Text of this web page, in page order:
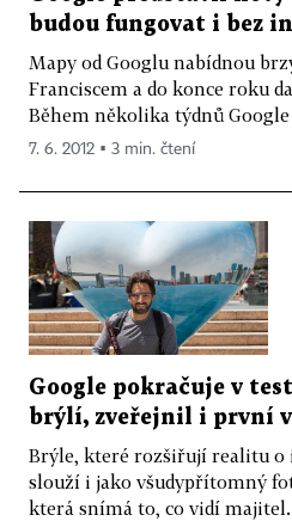
budou fungovat i bez
Mapy od Googlu nabídnou
Franciscem a do konce roku
Během několika týdnů
7. 6. 2012 ▪ 3 min. čtení
Google pokračuje v
brýlí, zveřejnil i první
Brýle, které rozšiřují realitu o
slouží i jako všudypřítomný
která snímá to, co vidí